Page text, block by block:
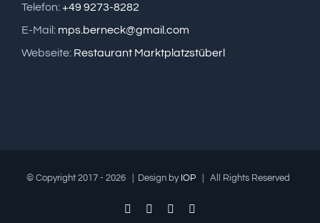
Telefon:+49 9273-8282
E-Mail: mps.berneck@gmail.com
Webseite: Restaurant Marktplatzstüberl
© Copyright 2017 - 2026 | Design by IOP| All Rights Reserved
Facebook
TwitterPinterest